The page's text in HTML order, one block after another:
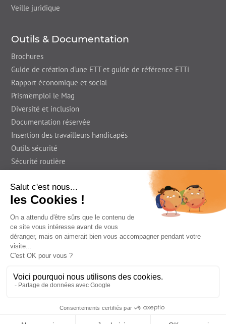
Veille juridique
Outils & Documentation
Brochures
Guide de création d'une ETT et guide de référence ETTi
Rapport économique et social
Prism’emploi le Mag
Diversité et inclusion
Documentation réservée
Insertion des travailleurs handicapés
Outils sécurité
Sécurité routière
En région
Foire Aux Questions
Prism'emploi le Blog
Informations légales
Déclaration d’accessibilité
Contact